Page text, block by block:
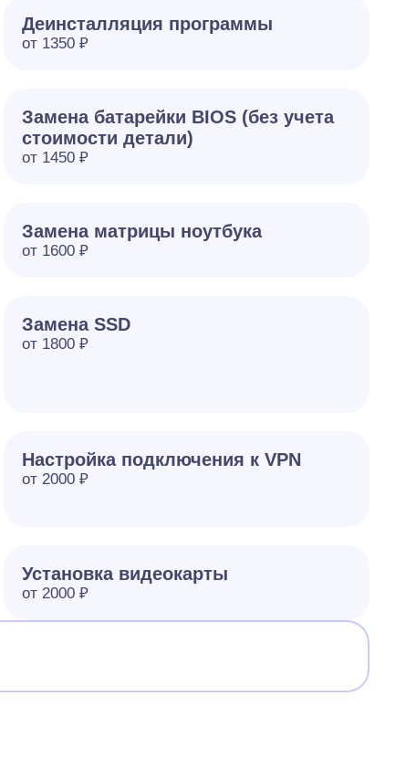
Деинсталляция программы
от 1350 ₽
Замена батарейки BIOS (без учета
стоимости детали)
от 1450 ₽
Замена матрицы ноутбука
от 1600 ₽
Замена SSD
от 1800 ₽
Настройка подключения к VPN
от 2000 ₽
Установка видеокарты
от 2000 ₽